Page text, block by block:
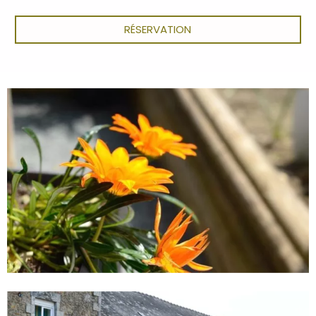
RÉSERVATION